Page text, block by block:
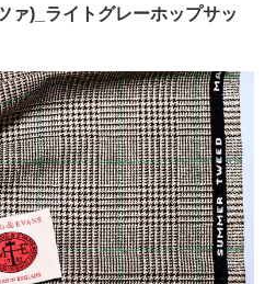
ァ)_ライトグレーホップサッ